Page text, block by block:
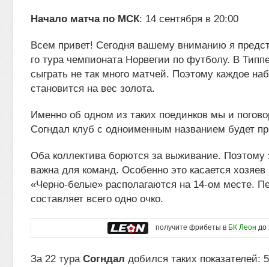
Начало матча по МСК: 14 сентября в 20:00
Всем привет! Сегодня вашему вниманию я
го тура чемпионата Норвегии по футболу. В
сыграть не так много матчей. Поэтому каждое
становится на вес золота.
Именно об одном из таких поединков мы и
Согндал клуб с одноименным названием будет
Оба коллектива борются за выживание. Поэтому
важна для команд. Особенно это касается
«Черно-белые» располагаются на 14-ом месте.
составляет всего одно очко.
получите фрибеты в БК Леон до
За 22 тура Согндал добился таких показателей: